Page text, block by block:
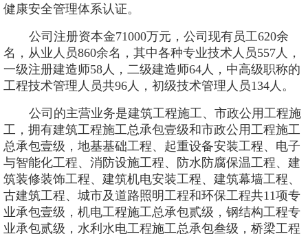
健康安全管理体系认证。
公司注册资本金71000万元，公司现有员工620余
名，从业人员860余名，其中各种专业技术人员557人，
一级注册建造师58人，二级建造师64人，中高级职称的
工程技术管理人员共96人，初级技术管理人员134人。
公司的主营业务是建筑工程施工、市政公用工程施
工，拥有建筑工程施工总承包壹级和市政公用工程施工
总承包壹级， 地基基础工程、起重设备安装工程、电子
与智能化工程、消防设施工程、防水防腐保温工程、建
筑装修装饰工程、建筑机电安装工程、建筑幕墙工程、
古建筑工程、城市及道路照明工程和环保工程共11项专
业承包壹级， 机电工程施工总承包贰级，钢结构工程专
业承包贰级，水利水电工程施工总承包叁级，桥梁工程